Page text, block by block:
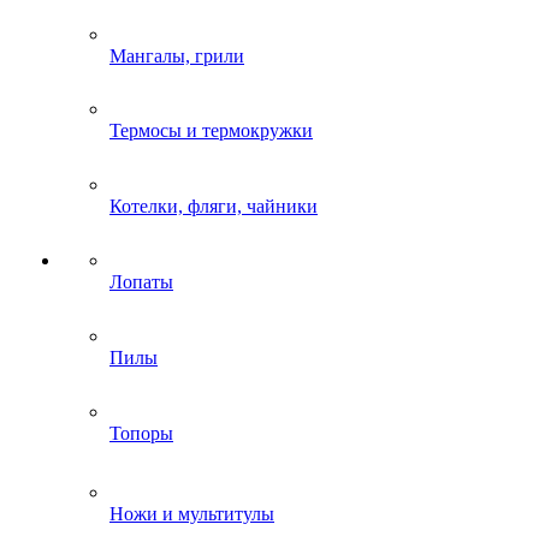
Мангалы, грили
Термосы и термокружки
Котелки, фляги, чайники
Лопаты
Пилы
Топоры
Ножи и мультитулы